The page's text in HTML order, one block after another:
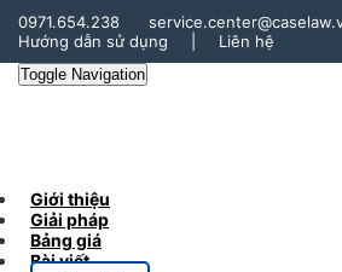
0971.654.238
Hướng dẫn sử dụng
Liên hệ
Toggle Navigation
Giới thiệu
Giải pháp
Bảng giá
Bài viết